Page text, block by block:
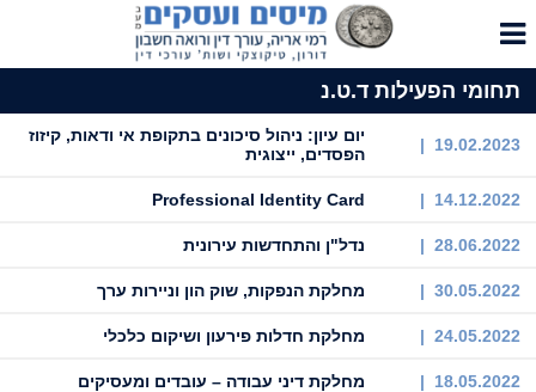
תחומי הפעילות ד.ט.נ
19.02.2023 |
יום עיון: ניהול סיכונים בתקופת אי ודאות, קיזוז
הפסדים, ייצוגית
14.12.2022 |
Professional Identity Card
28.06.2022 | נדל"ן והתחדשות עירונית
30.05.2022 | מחלקת הנפקות, שוק הון וניירות ערך
24.05.2022 | מחלקת חדלות פירעון ושיקום כלכלי
18.05.2022 | מחלקת דיני עבודה – עובדים ומעסיקים